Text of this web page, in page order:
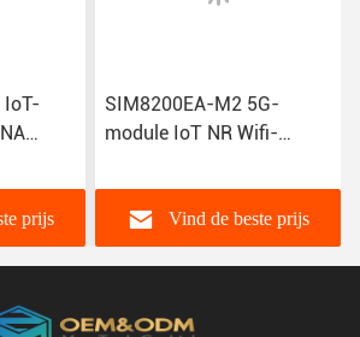
IoT-
prijs
SIM8200EA-M2 5G-
module IoT NR Wifi-
Sub-6GHz M.2 draadloze
module Sim8300G
Vind de beste prijs